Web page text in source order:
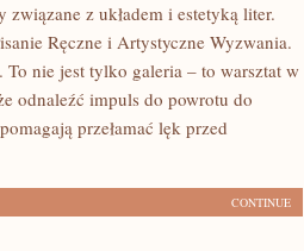
z układem i estetyką liter.
Ręczne i Artystyczne Wyzwania.
nie jest tylko galeria – to warsztat w
odnaleźć impuls do powrotu do
przełamać lęk przed
CONTINUE